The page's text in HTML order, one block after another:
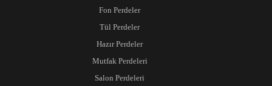
Fon Perdeler
Tül Perdeler
Hazır Perdeler
Mutfak Perdeleri
Salon Perdeleri